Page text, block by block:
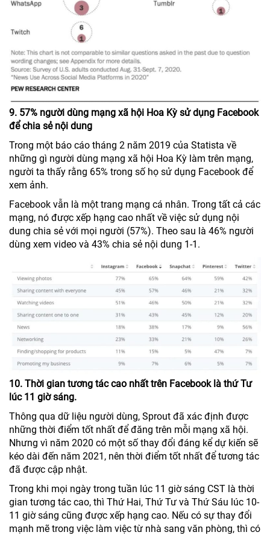
9. 57% người dùng mạng xã hội Hoa Kỳ sử dụng Facebook
để chia sẻ nội dung
Trong một báo cáo tháng 2 năm 2019 của Statista về
những gì người dùng mạng xã hội Hoa Kỳ làm trên mạng,
người ta thấy rằng 65% trong số họ sử dụng Facebook để
xem ảnh.
Facebook vẫn là một trang mạng cá nhân. Trong tất cả các
mạng, nó được xếp hạng cao nhất về việc sử dụng nội
dung chia sẻ với mọi người (57%). Theo sau là 46% người
dùng xem video và 43% chia sẻ nội dung 1-1.
10. Thời gian tương tác cao nhất trên Facebook là thứ Tư
lúc 11 giờ sáng.
Thông qua dữ liệu người dùng, Sprout đã xác định được
những thời điểm tốt nhất để đăng trên mỗi mạng xã hội.
Nhưng vì năm 2020 có một số thay đổi đáng kể dự kiến ​​sẽ
kéo dài đến năm 2021, nên thời điểm tốt nhất để tương tác
đã được cập nhật.
Trong khi mọi ngày trong tuần lúc 11 giờ sáng CST là thời
gian tương tác cao, thì Thứ Hai, Thứ Tư và Thứ Sáu lúc 10-
11 giờ sáng cũng được xếp hạng cao. Nếu có sự thay đổi
mạnh mẽ trong việc làm việc từ nhà sang văn phòng, thì có